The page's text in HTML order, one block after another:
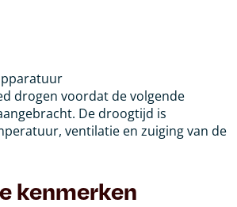
drogen voordat de volgende
De droogtijd is
ventilatie en zuiging van de
kenmerken